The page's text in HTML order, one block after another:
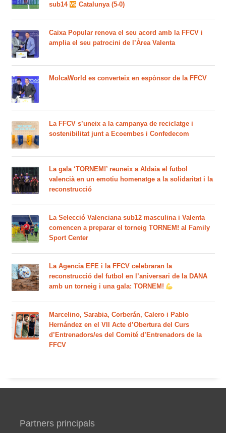
sub14
Catalunya (5-0)
Caixa Popular renova el seu acord amb la FFCV i
amplia el seu patrocini de l’Àrea Valenta
MolcaWorld es converteix en espònsor de la FFCV
La FFCV s’uneix a la campanya de reciclatge i
sostenibilitat junt a Ecoembes i Confedecom
La gala ‘TORNEM!’ reuneix a Aldaia el futbol
valencià en un emotiu homenatge a la solidaritat i la
reconstrucció
La Selecció Valenciana sub12 masculina i Valenta
comencen a preparar el torneig TORNEM! al Family
Sport Center
La Agencia EFE i la FFCV celebraran la
reconstrucció del futbol en l’aniversari de la DANA
amb un torneig i una gala: TORNEM!
Marcelino, Sarabia, Corberán, Calero i Pablo
Hernández en el VII Acte d’Obertura del Curs
d’Entrenadors/es del Comité d’Entrenadors de la
FFCV
Partners principals